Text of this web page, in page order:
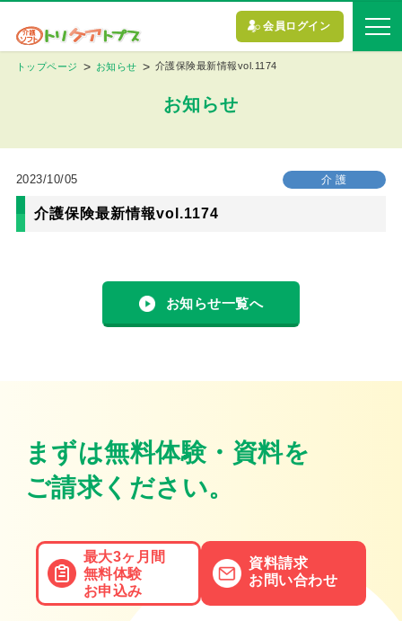
会員ログイン
トップページ お知らせ 介護保険最新情報vol.1174
お知らせ
2023/10/05 介 護
介護保険最新情報vol.1174
お知らせ一覧へ
まずは無料体験・資料を
ご請求ください。
最大3ヶ月間
無料体験
お申込み
資料請求
お問い合わせ